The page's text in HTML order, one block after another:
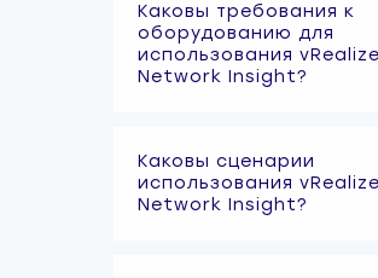
Каковы требования к
оборудованию для
использования vRealize
Network Insight?
Каковы сценарии
использования vRealize
Network Insight?